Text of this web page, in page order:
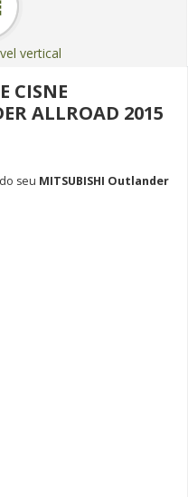
vertical
CISNE
ALLROAD 2015
seu MITSUBISHI Outlander